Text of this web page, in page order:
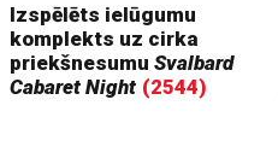
Izspēlēts ielūgumu
komplekts uz cirka
priekšnesumuSvalbard
Cabaret Night (2544)